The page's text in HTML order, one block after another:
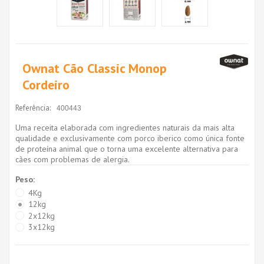
Ownat Cão Classic Monop
Cordeiro
Referência: 400443
Uma receita elaborada com ingredientes naturais da mais alta
qualidade e exclusivamente com porco iberico como única fonte
de proteína animal que o torna uma excelente alternativa para
cães com problemas de alergia.
Peso:
4Kg
12kg
2x12kg
3x12kg